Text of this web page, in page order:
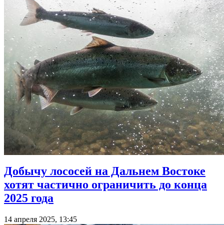
Добычу лососей на Дальнем Востоке
хотят частично ограничить до конца
2025 года
14 апреля 2025, 13:45